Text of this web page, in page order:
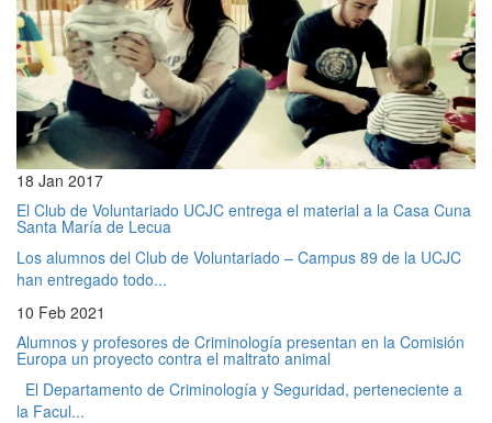
18 Jan 2017
El Club de Voluntariado UCJC entrega el material a la Casa Cuna
Santa María de Lecua
Los alumnos del Club de Voluntariado – Campus 89 de la UCJC
han entregado todo...
10 Feb 2021
Alumnos y profesores de Criminología presentan en la Comisión
Europa un proyecto contra el maltrato animal
El Departamento de Criminología y Seguridad, perteneciente a
la Facul...